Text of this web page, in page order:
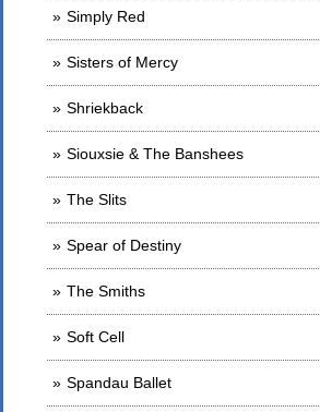
Simply Red
Sisters of Mercy
Shriekback
Siouxsie & The Banshees
The Slits
Spear of Destiny
The Smiths
Soft Cell
Spandau Ballet